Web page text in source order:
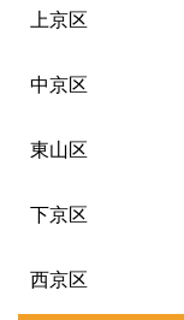
上京区
中京区
東山区
下京区
西京区